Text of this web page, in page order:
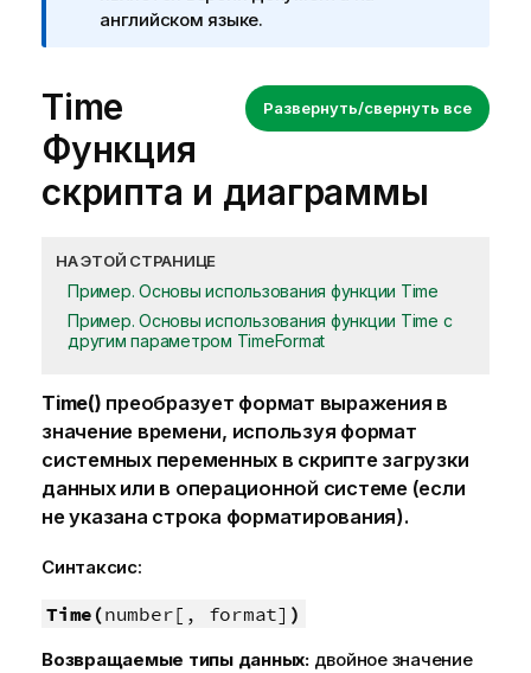
английском языке.
Развернуть/свернуть все
Time
Функция
скрипта и диаграммы
НА ЭТОЙ СТРАНИЦЕ
Пример. Основы использования функции Time
Пример. Основы использования функции Time с
другим параметром TimeFormat
Time() преобразует формат выражения в
значение времени, используя формат
системных переменных в скрипте загрузки
данных или в операционной системе (если
не указана строка форматирования).
Синтаксис:
Time(number[, format] )
Возвращаемые типы данных: двойное значение